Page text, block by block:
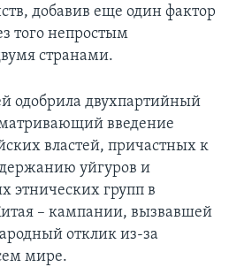
добавив еще один фактор
того непростым
странами.
одобрила двухпартийный
введение
властей, причастных к
уйгуров и
этнических групп в
– кампании, вызвавшей
отклик из-за
мире.